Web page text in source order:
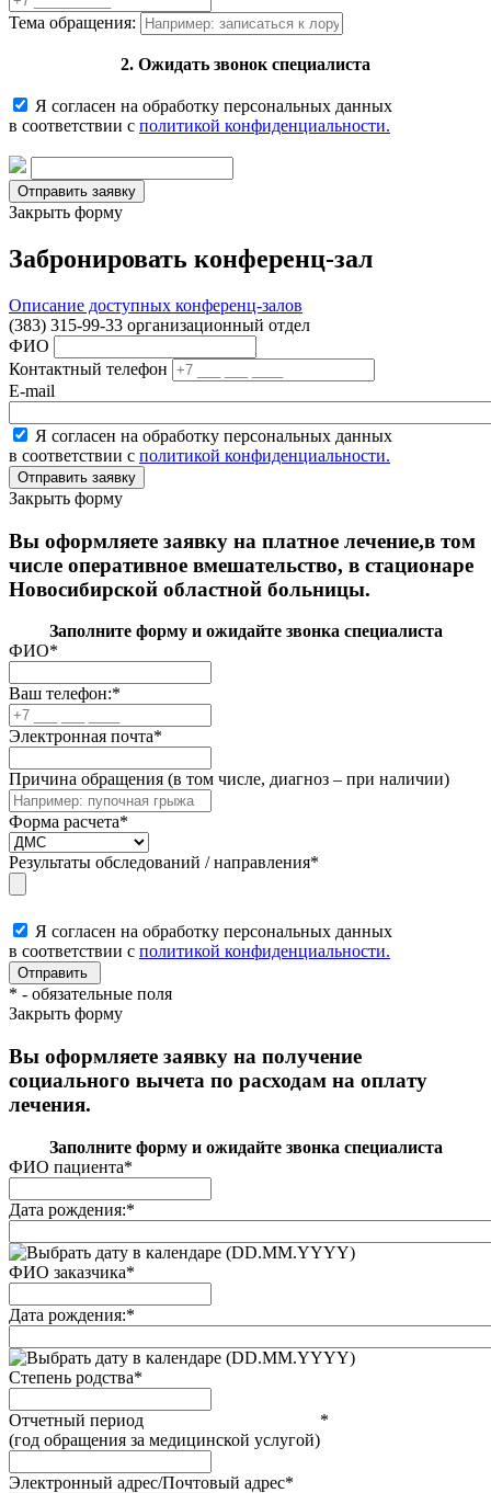
Тема обращения:
2. Ожидать звонок специалиста
Я согласен на обработку персональных данных
в соответствии с политикой конфиденциальности.
Закрыть форму
Забронировать конференц-зал
Описание доступных конференц-залов
(383) 315-99-33 организационный отдел
ФИО
Контактный телефон
E-mail
Я согласен на обработку персональных данных
в соответствии с политикой конфиденциальности.
Закрыть форму
Вы оформляете заявку на платное лечение,в том
числе оперативное вмешательство, в стационаре
Новосибирской областной больницы.
Заполните форму и ожидайте звонка специалиста
ФИО*
Ваш телефон:*
Электронная почта*
Причина обращения (в том числе, диагноз – при наличии)
Форма расчета*
Результаты обследований / направления*
Я согласен на обработку персональных данных
в соответствии с политикой конфиденциальности.
* - обязательные поля
Закрыть форму
Вы оформляете заявку на получение
социального вычета по расходам на оплату
лечения.
Заполните форму и ожидайте звонка специалиста
ФИО пациента*
Дата рождения:*
(DD.MM.YYYY)
ФИО заказчика*
Дата рождения:*
(DD.MM.YYYY)
Степень родства*
Отчетный период
(год обращения за медицинской услугой)
*
Электронный адрес/Почтовый адрес*